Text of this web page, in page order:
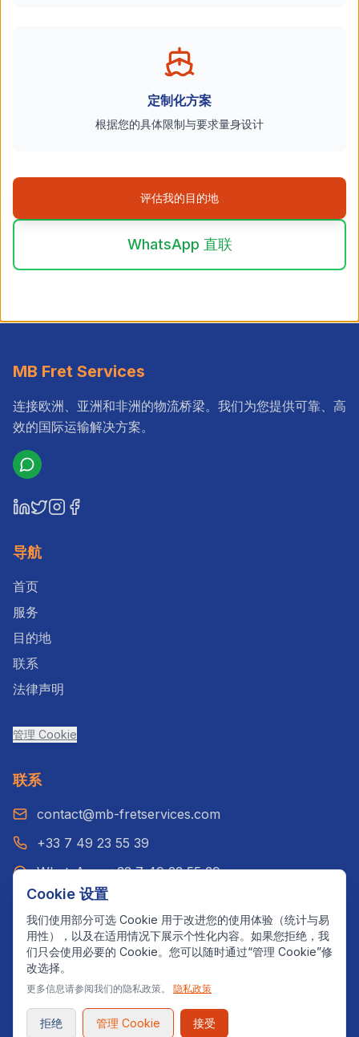
定制化方案
根据您的具体限制与要求量身设计
评估我的目的地
WhatsApp 直联
MB Fret Services
连接欧洲、亚洲和非洲的物流桥梁。我们为您提供可靠、高
效的国际运输解决方案。
导航
首页
服务
目的地
联系
法律声明
管理 Cookie
联系
contact@mb-fretservices.com
+33 7 49 23 55 39
WhatsApp: +33 7 49 23 55 39
巴黎，法国
设计与开发： SmarterLogic Web
© 2025 — Développé avec ❤️par
Cookie 设置
我们使用部分可选 Cookie 用于改进您的使用体验（统计与易
用性），以及在适用情况下展示个性化内容。如果您拒绝，我
们只会使用必要的 Cookie。您可以随时通过“管理 Cookie”修
改选择。
更多信息请参阅我们的隐私政策。 隐私政策
拒绝 管理 Cookie 接受